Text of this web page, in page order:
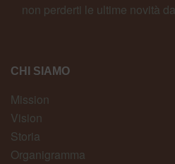
CHI SIAMO
Mission
Vision
Storia
Organigramma
non perderti le ultime novità